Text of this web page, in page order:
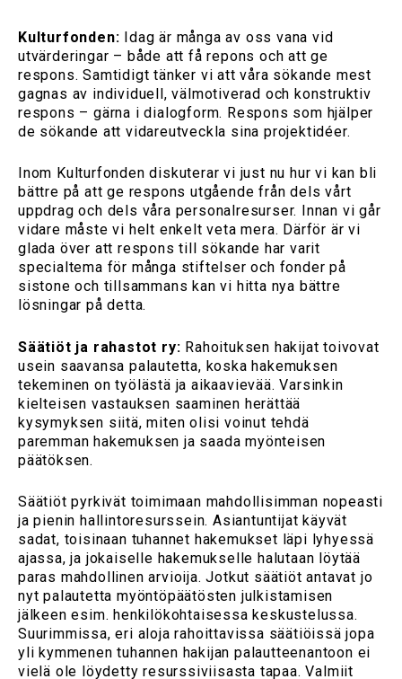
Kulturfonden: Idag är många av oss vana vid
utvärderingar – både att få repons och att ge
respons. Samtidigt tänker vi att våra sökande mest
gagnas av individuell, välmotiverad och konstruktiv
respons – gärna i dialogform. Respons som hjälper
de sökande att vidareutveckla sina projektidéer.
Inom Kulturfonden diskuterar vi just nu hur vi kan bli
bättre på att ge respons utgående från dels vårt
uppdrag och dels våra personalresurser. Innan vi går
vidare måste vi helt enkelt veta mera. Därför är vi
glada över att respons till sökande har varit
specialtema för många stiftelser och fonder på
sistone och tillsammans kan vi hitta nya bättre
lösningar på detta.
Säätiöt ja rahastot ry: Rahoituksen hakijat toivovat
usein saavansa palautetta, koska hakemuksen
tekeminen on työlästä ja aikaavievää. Varsinkin
kielteisen vastauksen saaminen herättää
kysymyksen siitä, miten olisi voinut tehdä
paremman hakemuksen ja saada myönteisen
päätöksen.
Säätiöt pyrkivät toimimaan mahdollisimman nopeasti
ja pienin hallintoresurssein. Asiantuntijat käyvät
sadat, toisinaan tuhannet hakemukset läpi lyhyessä
ajassa, ja jokaiselle hakemukselle halutaan löytää
paras mahdollinen arvioija. Jotkut säätiöt antavat jo
nyt palautetta myöntöpäätösten julkistamisen
jälkeen esim. henkilökohtaisessa keskustelussa.
Suurimmissa, eri aloja rahoittavissa säätiöissä jopa
yli kymmenen tuhannen hakijan palautteenantoon ei
vielä ole löydetty resurssiviisasta tapaa. Valmiit